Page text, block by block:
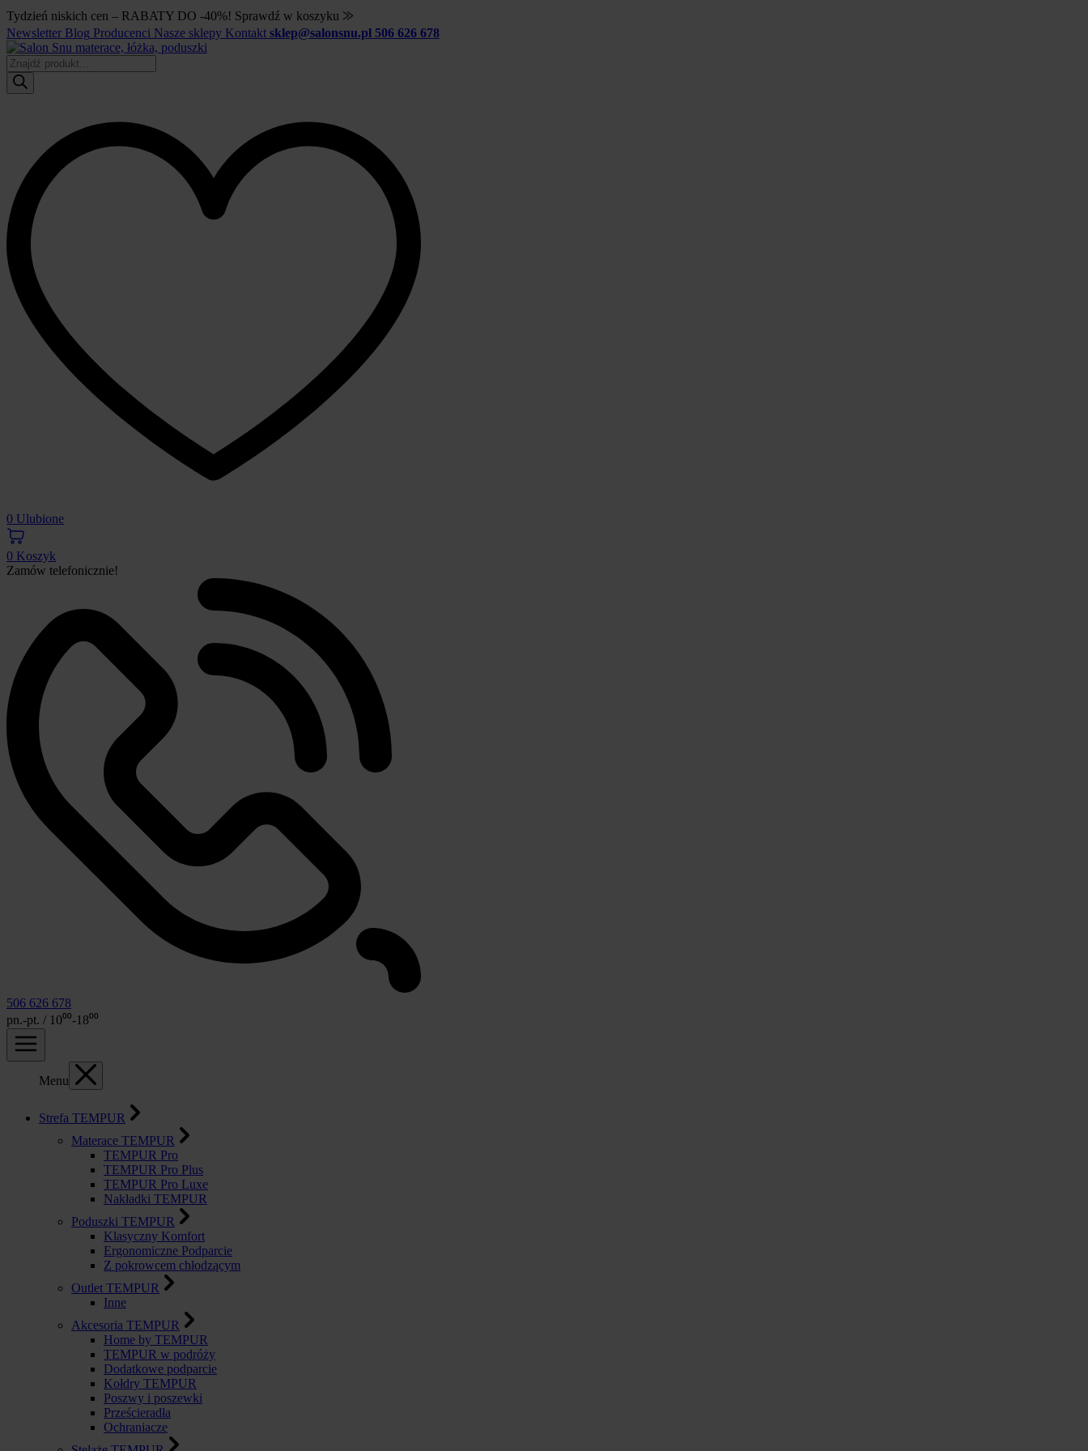
Tydzień niskich cen – RABATY DO -40%! Sprawdź w koszyku ⨠
Newsletter Blog Producenci Nasze sklepy Kontakt sklep@salonsnu.pl 506 626 678
Wyszukiwarka
produktów
0 Ulubione
0 Koszyk
Zamów telefonicznie!
506 626 678
pn.-pt. / 10⁰⁰-18⁰⁰
Menu
Strefa TEMPUR
Materace TEMPUR
TEMPUR Pro
TEMPUR Pro Plus
TEMPUR Pro Luxe
Nakładki TEMPUR
Poduszki TEMPUR
Klasyczny Komfort
Ergonomiczne Podparcie
Z pokrowcem chłodzącym
Outlet TEMPUR
Inne
Akcesoria TEMPUR
Home by TEMPUR
TEMPUR w podróży
Dodatkowe podparcie
Kołdry TEMPUR
Poszwy i poszewki
Prześcieradła
Ochraniacze